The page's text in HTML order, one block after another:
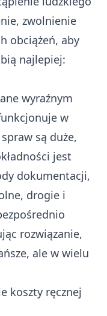
zwolnienie
obciążeń, aby
najlepiej:
wyraźnym
w
są duże,
jest
dokumentacji,
drogie i
rozwiązanie,
ale w wielu
koszty ręcznej